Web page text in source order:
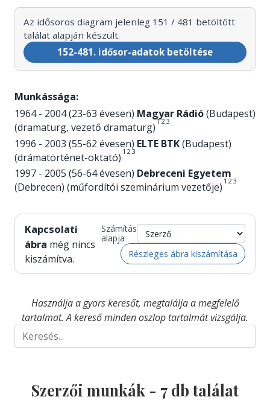
Az idősoros diagram jelenleg 151 / 481 betöltött
találat alapján készült.
152-481. idősor-adatok betöltése
Munkássága:
1964 - 2004 (23-63 évesen) Magyar Rádió(Budapest)
(dramaturg, vezető dramaturg)123
1996 - 2003 (55-62 évesen) ELTE BTK(Budapest)
(drámatörténet-oktató) 1 23
1997 - 2005 (56-64 évesen) Debreceni Egyetem
(Debrecen) (műfordítói szeminárium vezetője) 1 23
Kapcsolati
ábra még nincs
kiszámítva.
Számítás
alapja
Részleges ábra kiszámítása
Használja a gyors keresőt, megtalálja a megfelelő
tartalmat. A kereső minden oszlop tartalmát vizsgálja.
Szerzői munkák - 7 db találat